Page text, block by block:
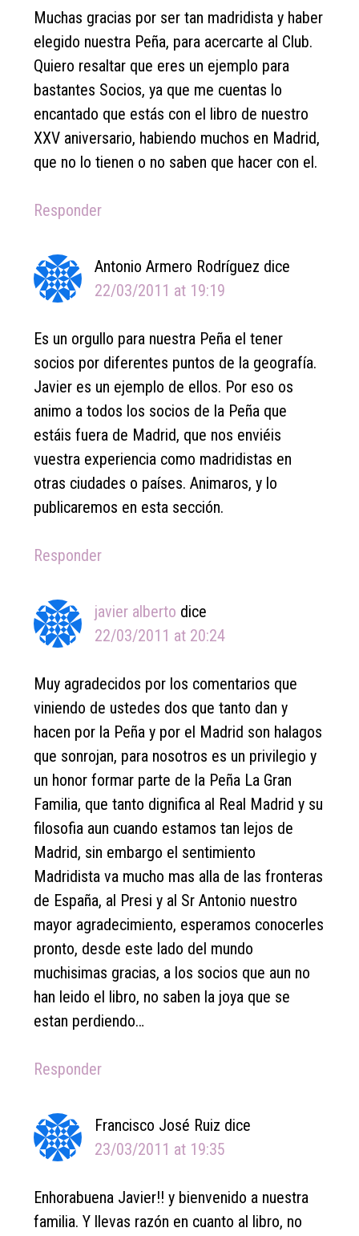
Muchas gracias por ser tan madridista y haber
elegido nuestra Peña, para acercarte al Club.
Quiero resaltar que eres un ejemplo para
bastantes Socios, ya que me cuentas lo
encantado que estás con el libro de nuestro
XXV aniversario, habiendo muchos en Madrid,
que no lo tienen o no saben que hacer con el.
Responder
Antonio Armero Rodríguez dice
22/03/2011 at 19:19
Es un orgullo para nuestra Peña el tener
socios por diferentes puntos de la geografía.
Javier es un ejemplo de ellos. Por eso os
animo a todos los socios de la Peña que
estáis fuera de Madrid, que nos enviéis
vuestra experiencia como madridistas en
otras ciudades o países. Animaros, y lo
publicaremos en esta sección.
Responder
javier alberto dice
22/03/2011 at 20:24
Muy agradecidos por los comentarios que
viniendo de ustedes dos que tanto dan y
hacen por la Peña y por el Madrid son halagos
que sonrojan, para nosotros es un privilegio y
un honor formar parte de la Peña La Gran
Familia, que tanto dignifica al Real Madrid y su
filosofia aun cuando estamos tan lejos de
Madrid, sin embargo el sentimiento
Madridista va mucho mas alla de las fronteras
de España, al Presi y al Sr Antonio nuestro
mayor agradecimiento, esperamos conocerles
pronto, desde este lado del mundo
muchisimas gracias, a los socios que aun no
han leido el libro, no saben la joya que se
estan perdiendo…
Responder
Francisco José Ruiz dice
23/03/2011 at 19:35
Enhorabuena Javier!! y bienvenido a nuestra
familia. Y llevas razón en cuanto al libro, no